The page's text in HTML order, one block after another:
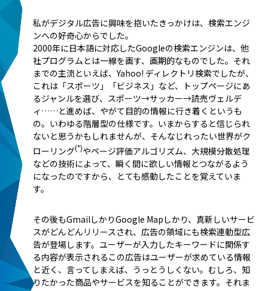
私がデジタル広告に興味を抱いたきっかけは、検索エンジ
ンへの好奇心からでした。
2000年に日本語に対応したGoogleの検索エンジンは、他
社プログラムとは一線を画す、画期的なものでした。それ
までの主流といえば、Yahoo! ディレクトリ検索でしたが、
これは「スポーツ」「ビジネス」など、トップページにあ
るジャンルを選び、スポーツ→サッカー→読売ヴェルデ
ィ……と進めば、やがて目的の情報に行き着くというも
の。いわゆる階層型の仕様です。いまからすると信じられ
ないと思うかもしれませんが、そんなじれったい世界がク
ローリング(*)やページ評価アルゴリズム、大規模分散処理
などの技術によって、瞬く間に欲しい情報とつながるよう
になったのですから、とても感動したことを覚えていま
す。
その後もGmailしかりGoogle Mapしかり、真新しいサービ
スがどんどんリリースされ、広告の領域にも検索連動型広
告が登場します。ユーザーが入力したキーワードに関係す
る内容が表示されるこの広告はユーザーが求めている情報
と近く、言ってしまえば、うっとうしくない。むしろ、知
りたかった商品やサービスを知ることができます。それま